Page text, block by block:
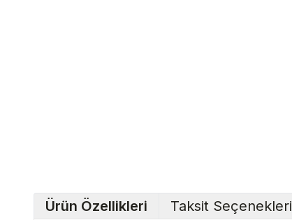
Ürün Özellikleri Taksit Seçenekleri